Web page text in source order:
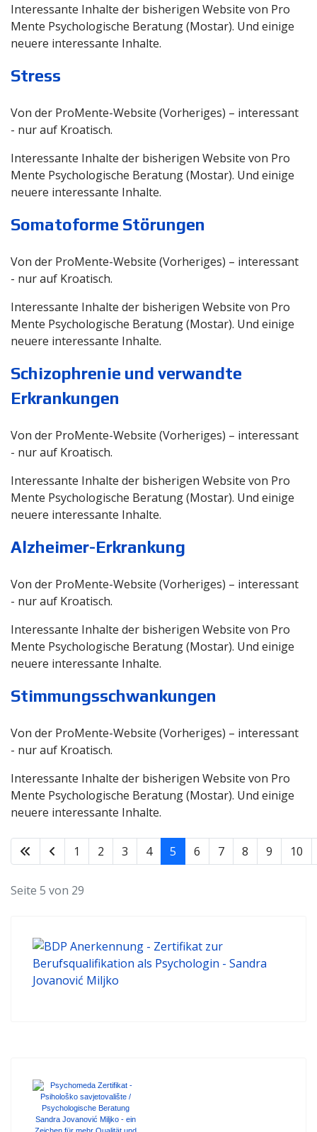
Interessante Inhalte der bisherigen Website von Pro
Mente Psychologische Beratung (Mostar). Und einige
neuere interessante Inhalte.
Stress
Von der ProMente-Website (Vorheriges) – interessant
- nur auf Kroatisch.
Interessante Inhalte der bisherigen Website von Pro
Mente Psychologische Beratung (Mostar). Und einige
neuere interessante Inhalte.
Somatoforme Störungen
Von der ProMente-Website (Vorheriges) – interessant
- nur auf Kroatisch.
Interessante Inhalte der bisherigen Website von Pro
Mente Psychologische Beratung (Mostar). Und einige
neuere interessante Inhalte.
Schizophrenie und verwandte
Erkrankungen
Von der ProMente-Website (Vorheriges) – interessant
- nur auf Kroatisch.
Interessante Inhalte der bisherigen Website von Pro
Mente Psychologische Beratung (Mostar). Und einige
neuere interessante Inhalte.
Alzheimer-Erkrankung
Von der ProMente-Website (Vorheriges) – interessant
- nur auf Kroatisch.
Interessante Inhalte der bisherigen Website von Pro
Mente Psychologische Beratung (Mostar). Und einige
neuere interessante Inhalte.
Stimmungsschwankungen
Von der ProMente-Website (Vorheriges) – interessant
- nur auf Kroatisch.
Interessante Inhalte der bisherigen Website von Pro
Mente Psychologische Beratung (Mostar). Und einige
neuere interessante Inhalte.
1 2 3 4 5 6 7 8 9 10
Seite 5 von 29